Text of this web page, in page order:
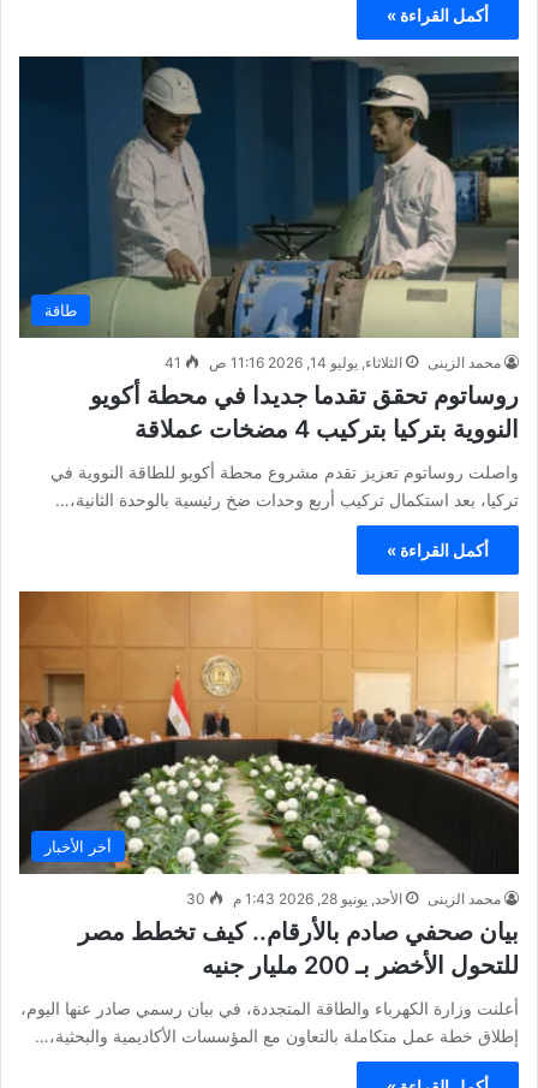
أكمل القراءة »
طاقة
محمد الزينى الثلاثاء, يوليو 14, 2026 11:16 ص 41
روساتوم تحقق تقدما جديدا في محطة أكويو
النووية بتركيا بتركيب 4 مضخات عملاقة
واصلت روساتوم تعزيز تقدم مشروع محطة أكويو للطاقة النووية في
تركيا، بعد استكمال تركيب أربع وحدات ضخ رئيسية بالوحدة الثانية،…
أكمل القراءة »
أخر الأخبار
محمد الزينى الأحد, يونيو 28, 2026 1:43 م 30
بيان صحفي صادم بالأرقام.. كيف تخطط مصر
للتحول الأخضر بـ 200 مليار جنيه
أعلنت وزارة الكهرباء والطاقة المتجددة، في بيان رسمي صادر عنها اليوم،
إطلاق خطة عمل متكاملة بالتعاون مع المؤسسات الأكاديمية والبحثية،…